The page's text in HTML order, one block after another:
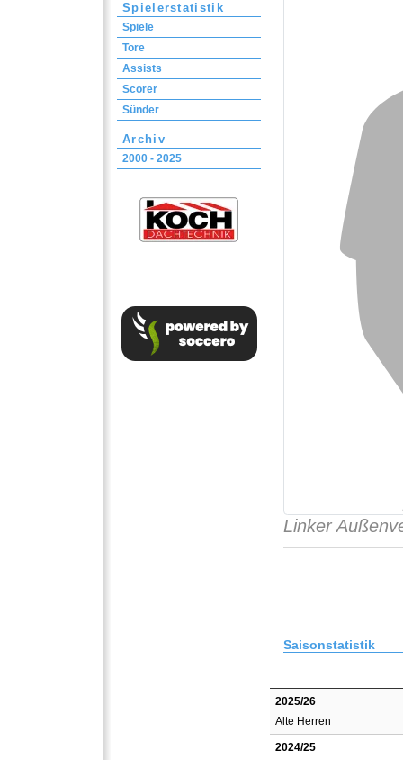
Spielerstatistik
Spiele
Tore
Assists
Scorer
Sünder
Archiv
2000 - 2025
Linker
Saisonstatistik
2025/26
Alte Herren
2024/25